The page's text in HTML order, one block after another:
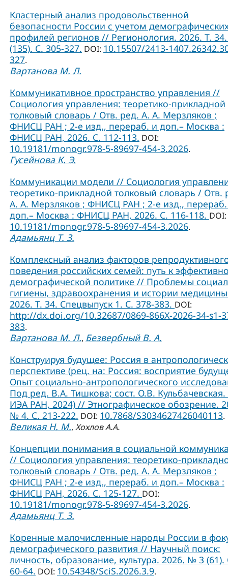
Кластерный анализ продовольственной
безопасности России с учетом
профилей регионов // Регионология. 2026. Т.
(135). С. 305-327. DOI: 10.15507/2413-
327.
Вартанова М. Л.
Коммуникативное пространство управления //
Социология управления: теоретико-прикладной
толковый словарь / Отв. ред. А. А. Мерзляков ;
ФНИСЦ РАН ; 2-е изд., перераб. и доп.– Москва :
ФНИСЦ РАН, 2026. С. 112-113. DOI:
10.19181/monogr.978-5-89697-454-3.2026.
Гусейнова К. Э.
Коммуникации модели // Социология
теоретико-прикладной толковый словарь / Отв.
А. А. Мерзляков ; ФНИСЦ РАН ; 2-е изд.,
доп.– Москва : ФНИСЦ РАН, 2026. С. 116-118. DOI:
10.19181/monogr.978-5-89697-454-3.2026.
Адамьянц Т. З.
Комплексный анализ факторов
поведения российских семей: путь к
демографической политике // Проблемы
гигиены, здравоохранения и истории
2026. Т. 34. Спецвыпуск 1. С. 378-383. DOI:
http://dx.doi.org/10.32687/0869-866X-2026-34-s1-
383.
Вартанова М. Л., Безвербный В. А.
Конструируя будущее: Россия в
перспективе (рец. на: Россия: восприятие
Опыт социально-антропологического
Под ред. В.А. Тишкова; сост. О.В.
ИЭА РАН, 2024) // Этнографическое обозрение.
№ 4. С. 213-222. DOI: 10.7868/S3034627426040113.
Великая Н. М., Хохлов А.А.
Концепции понимания в социальной
// Социология управления: теоретико-
толковый словарь / Отв. ред. А. А. Мерзляков ;
ФНИСЦ РАН ; 2-е изд., перераб. и доп.– Москва :
ФНИСЦ РАН, 2026. С. 125-127. DOI:
10.19181/monogr.978-5-89697-454-3.2026.
Адамьянц Т. З.
Коренные малочисленные народы России в
демографического развития // Научный поиск:
личность, образование, культура. 2026. № 3 (61).
60-64. DOI: 10.54348/SciS.2026.3.9.